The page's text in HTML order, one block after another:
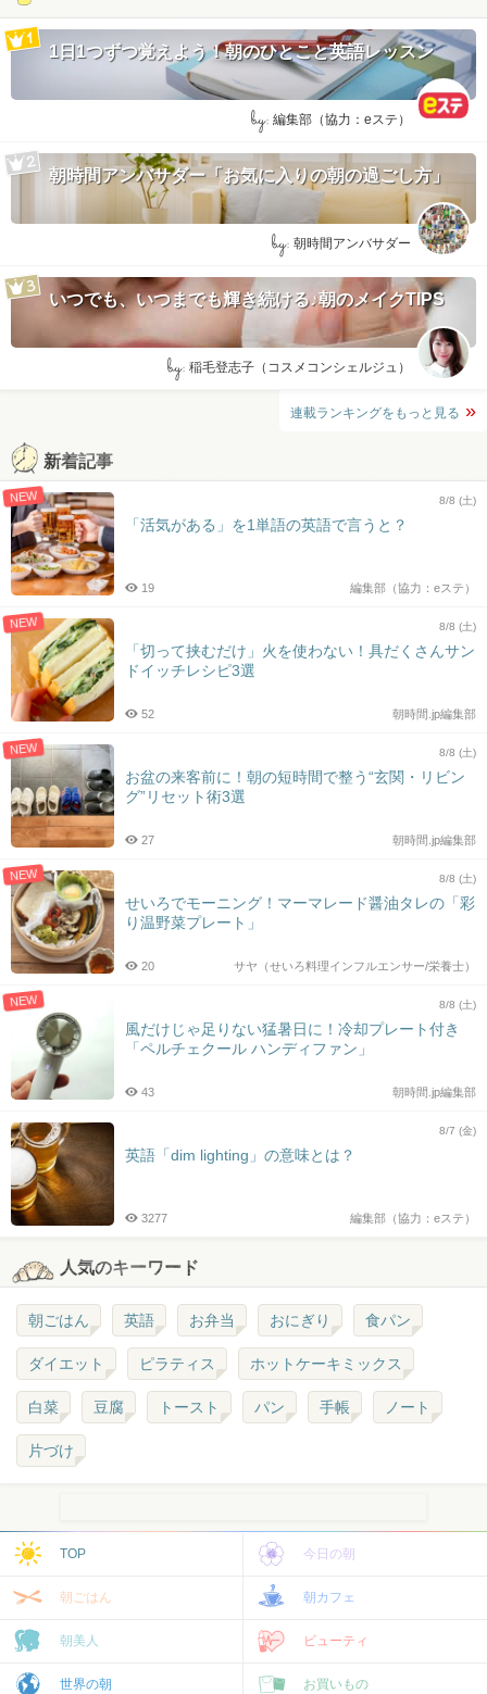
1日1つずつ覚えよう！朝のひとこと英語レッスン
by: 編集部（協力：eステ）
朝時間アンバサダー「お気に入りの朝の過ごし方」
by: 朝時間アンバサダー
いつでも、いつまでも輝き続ける♪朝のメイクTIPS
by: 稲毛登志子（コスメコンシェルジュ）
連載ランキングをもっと見る
新着記事
NEW 8/8 (土)
「活気がある」を1単語の英語で言うと？
編集部（協力：eステ）
19
NEW 8/8 (土)
「切って挟むだけ」火を使わない！具だくさんサン
ドイッチレシピ3選
朝時間.jp編集部
52
NEW 8/8 (土)
お盆の来客前に！朝の短時間で整う“玄関・リビン
グ”リセット術3選
朝時間.jp編集部
27
NEW 8/8 (土)
せいろでモーニング！マーマレード醤油タレの「彩
り温野菜プレート」
サヤ（せいろ料理インフルエンサー/栄養士）
20
NEW 8/8 (土)
風だけじゃ足りない猛暑日に！冷却プレート付き
「ペルチェクール ハンディファン」
朝時間.jp編集部
43
8/7 (金)
英語「dim lighting」の意味とは？
編集部（協力：eステ）
3277
人気のキーワード
朝ごはん 英語 お弁当 おにぎり 食パン
ダイエット ピラティス ホットケーキミックス
白菜 豆腐 トースト パン 手帳 ノート
片づけ
TOP 今日の朝
朝ごはん 朝カフェ
朝美人 ビューティ
世界の朝 お買いもの